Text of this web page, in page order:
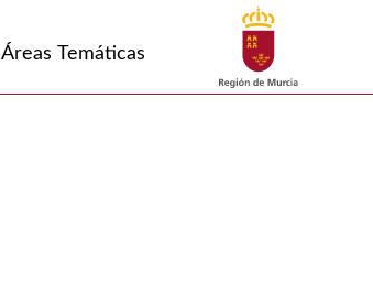
Áreas Temáticas Buscar